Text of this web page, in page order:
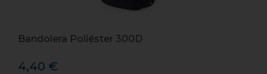
Bandolera Poliéster 300D
4,40 €